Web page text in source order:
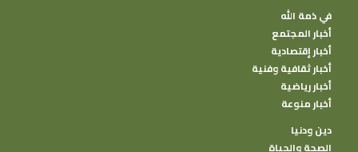
في ذمة الله
أخبار المجتمع
أخبار إقتصادية
أخبار ثقافية وفنية
أخبار رياضية
أخبار منوعة
دين ودنيا
الصحة والحياة